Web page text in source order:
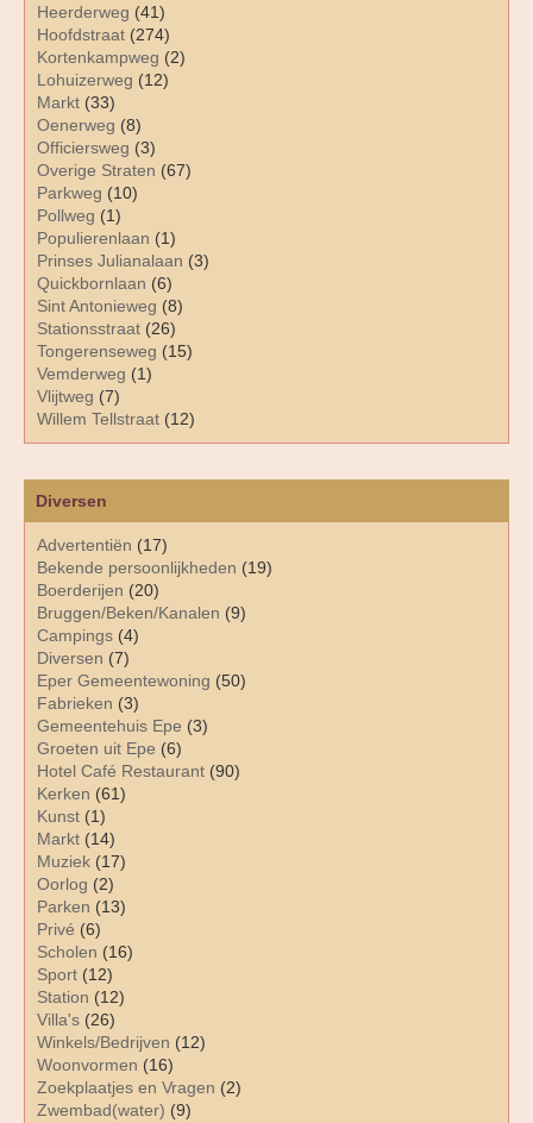
Diversen
Advertentiën (17)
Bekende persoonlijkheden (19)
Boerderijen (20)
Bruggen/Beken/Kanalen (9)
Campings (4)
Diversen (7)
Eper Gemeentewoning (50)
Fabrieken (3)
Gemeentehuis Epe (3)
Groeten uit Epe (6)
Hotel Café Restaurant (90)
Kerken (61)
Kunst (1)
Markt (14)
Muziek (17)
Oorlog (2)
Parken (13)
Privé (6)
Scholen (16)
Sport (12)
Station (12)
Villa's (26)
Winkels/Bedrijven (12)
Woonvormen (16)
Zoekplaatjes en Vragen (2)
Zwembad(water) (9)
Heerderweg (41)
Hoofdstraat (274)
Kortenkampweg (2)
Lohuizerweg (12)
Markt (33)
Oenerweg (8)
Officiersweg (3)
Overige Straten (67)
Parkweg (10)
Pollweg (1)
Populierenlaan (1)
Prinses Julianalaan (3)
Quickbornlaan (6)
Sint Antonieweg (8)
Stationsstraat (26)
Tongerenseweg (15)
Vemderweg (1)
Vlijtweg (7)
Willem Tellstraat (12)